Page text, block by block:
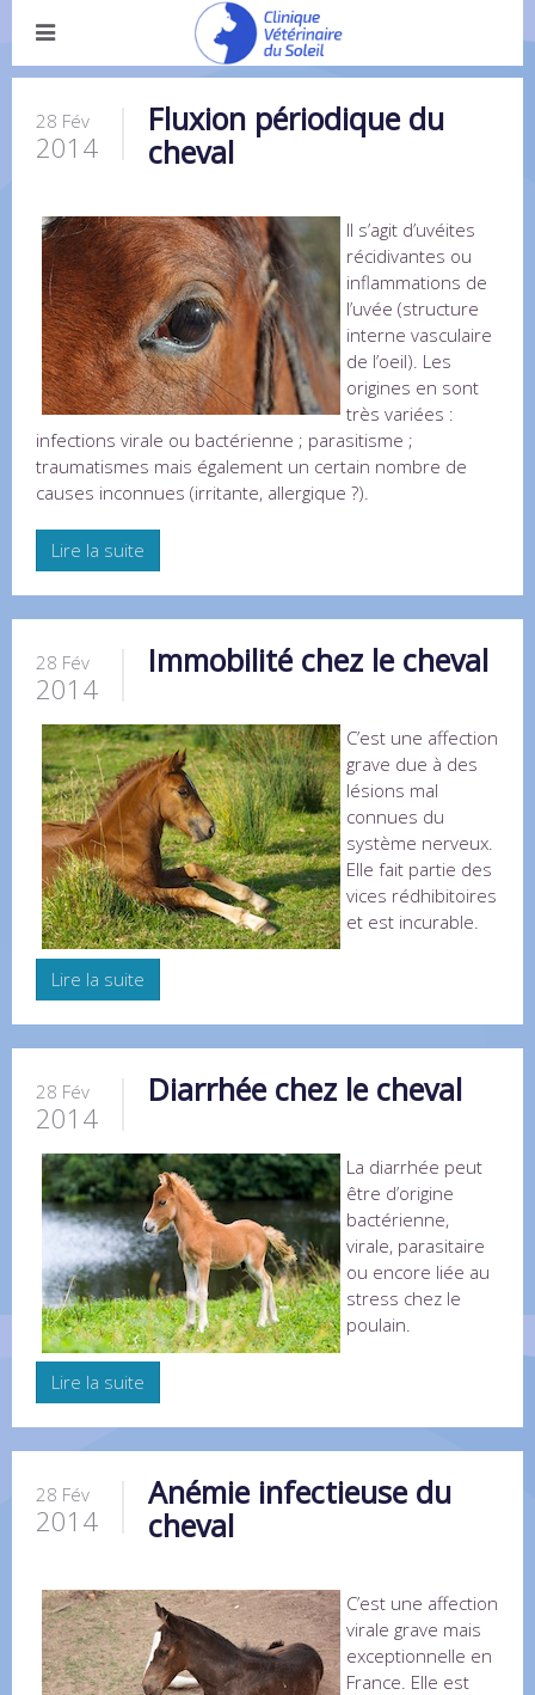
28 Fév
2014
Fluxion périodique du
cheval
Il s’agit d’uvéites
récidivantes ou
inflammations de
l’uvée (structure
interne vasculaire
de l’oeil). Les
origines en sont
très variées :
infections virale ou bactérienne ; parasitisme ;
traumatismes mais également un certain nombre de
causes inconnues (irritante, allergique ?).
Lire la suite
28 Fév
2014
Immobilité chez le cheval
C’est une affection
grave due à des
lésions mal
connues du
système nerveux.
Elle fait partie des
vices rédhibitoires
et est incurable.
Lire la suite
28 Fév
2014
Diarrhée chez le cheval
La diarrhée peut
être d’origine
bactérienne,
virale, parasitaire
ou encore liée au
stress chez le
poulain.
Lire la suite
28 Fév
2014
Anémie infectieuse du
cheval
C’est une affection
virale grave mais
exceptionnelle en
France. Elle est